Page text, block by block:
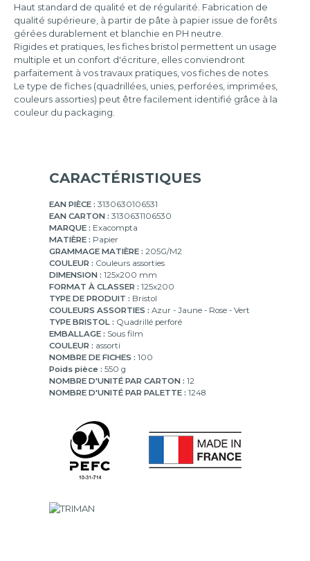
75x125
mm
100x150
mm
105x148
mm
Quadrillé
Quadrillé
perforé
Uni
Haut standard de qualité et de régularité. Fabrication de
qualité supérieure, à partir de pâte à papier issue de forêts
gérées durablement et blanchie en PH neutre.
Rigides et pratiques, les fiches bristol permettent un usage
multiple et un confort d'écriture, elles conviendront
parfaitement à vos travaux pratiques, vos fiches de notes.
Le type de fiches (quadrillées, unies, perforées, imprimées,
couleurs assorties) peut être facilement identifié grâce à la
couleur du packaging.
CARACTÉRISTIQUES
EAN PIÈCE : 3130630106531
EAN CARTON : 3130631106530
MARQUE : Exacompta
MATIÈRE : Papier
GRAMMAGE MATIÈRE : 205G/M2
COULEUR : Couleurs assorties
DIMENSION : 125x200 mm
FORMAT À CLASSER : 125x200
TYPE DE PRODUIT : Bristol
COULEURS ASSORTIES : Azur - Jaune - Rose - Vert
TYPE BRISTOL : Quadrillé perforé
EMBALLAGE : Sous film
COULEUR : assorti
NOMBRE DE FICHES : 100
Poids pièce : 550 g
NOMBRE D'UNITÉ PAR CARTON : 12
NOMBRE D'UNITÉ PAR PALETTE : 1248